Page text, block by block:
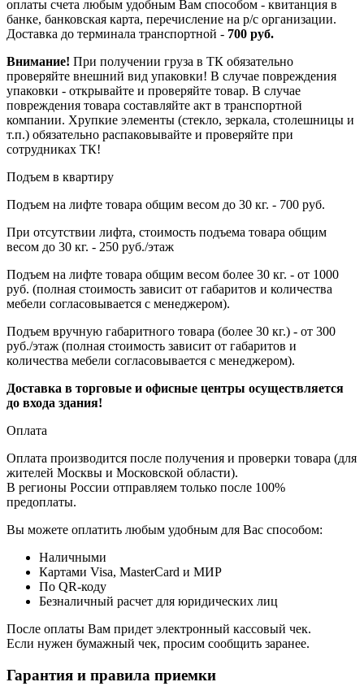
оплаты счета любым удобным Вам способом - квитанция в
банке, банковская карта, перечисление на р/с организации.
Доставка до терминала транспортной - 700 руб.
Внимание! При получении груза в ТК обязательно
проверяйте внешний вид упаковки! В случае повреждения
упаковки - открывайте и проверяйте товар. В случае
повреждения товара составляйте акт в транспортной
компании. Хрупкие элементы (стекло, зеркала, столешницы и
т.п.) обязательно распаковывайте и проверяйте при
сотрудниках ТК!
Подъем в квартиру
Подъем на лифте товара общим весом до 30 кг. - 700 руб.
При отсутствии лифта, стоимость подъема товара общим
весом до 30 кг. - 250 руб./этаж
Подъем на лифте товара общим весом более 30 кг. - от 1000
руб. (полная стоимость зависит от габаритов и количества
мебели согласовывается с менеджером).
Подъем вручную габаритного товара (более 30 кг.) - от 300
руб./этаж (полная стоимость зависит от габаритов и
количества мебели согласовывается с менеджером).
Доставка в торговые и офисные центры осуществляется
до входа здания!
Оплата
Оплата производится после получения и проверки товара (для
жителей Москвы и Московской области).
В регионы России отправляем только после 100%
предоплаты.
Вы можете оплатить любым удобным для Вас способом:
Наличными
Картами Visa, MasterCard и МИР
По QR-коду
Безналичный расчет для юридических лиц
После оплаты Вам придет электронный кассовый чек.
Если нужен бумажный чек, просим сообщить заранее.
Гарантия и правила приемки